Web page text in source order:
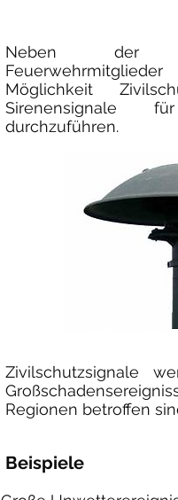
Neben der
Möglichkeit
Sirenensignale
durchzuführen.
Zivilschutzsignale
Regionen betroffen
Beispiele